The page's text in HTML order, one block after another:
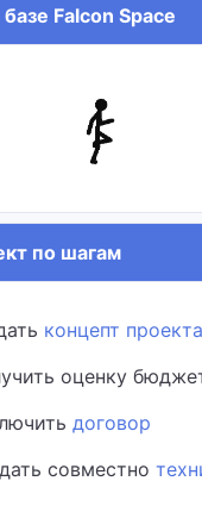
Falcon Space
по шагам
концепт проекта
оценку
договор
совместно